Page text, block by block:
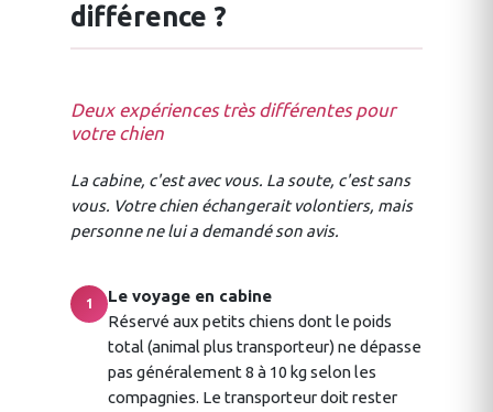
différence ?
Deux expériences très différentes pour
votre chien
La cabine, c'est avec vous. La soute, c'est sans
vous. Votre chien échangerait volontiers, mais
personne ne lui a demandé son avis.
1
Le voyage en cabine
Réservé aux petits chiens dont le poids
total (animal plus transporteur) ne dépasse
pas généralement 8 à 10 kg selon les
compagnies. Le transporteur doit rester